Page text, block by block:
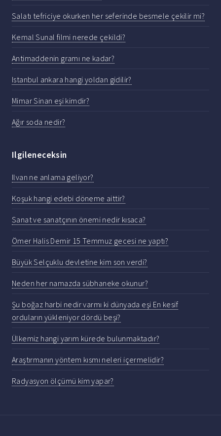
Salatı tefriciye okurken her seferinde besmele çekilir mi?
Kemal Sunal filmi nerede çekildi?
Antimaddenin gramı ne kadar?
Istanbul ankara hangi yoldan gidilir?
Mimar Sinan eşi kimdir?
Ağır soda nedir?
Ilgileneceksin
Ilvan ne anlama geliyor?
Koşuk hangi edebi döneme aittir?
Sanat ve sanatçının önemi nedir kısaca?
Ömer Halis Demir 15 Temmuz gecesi ne yaptı?
Büyük Selçuklu devletine kim son verdi?
Neden her namazda sübhaneke okunur?
Şu boğaz harbi nedir varmı ki dünyada eşi En kesif
orduların yükleniyor dördü beşi?
Ülkemiz hangi yarım kürede bulunmaktadır?
Araştırmanın yöntem kısmı neleri içermelidir?
Radyasyon ölçümü kim yapar?